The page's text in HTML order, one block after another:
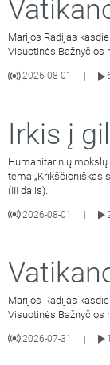
Marijos Radijas
Visuotinės Bažnyčios
2026-08-01
Irkis į
Humanitarinių mokslų
tema
(III dalis).
2026-08-01
Marijos Radijas
Visuotinės Bažnyčios
2026-07-31 |